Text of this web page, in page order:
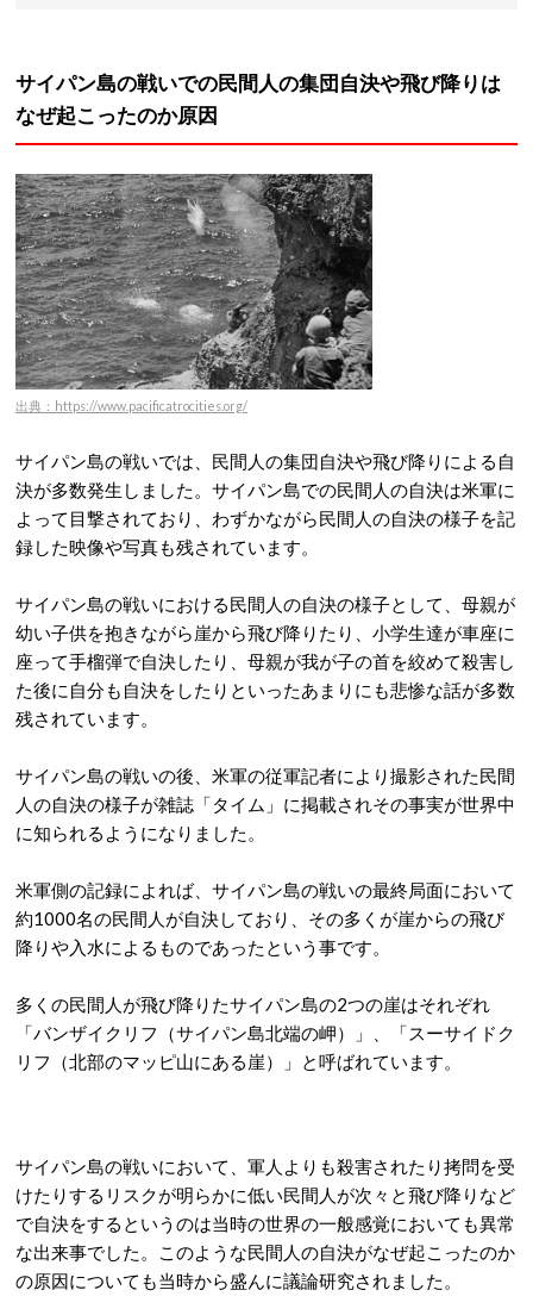
サイパン島の戦いでの民間人の集団自決や飛び降りは
なぜ起こったのか原因
出典：https://www.pacificatrocities.org/
サイパン島の戦いでは、民間人の集団自決や飛び降りによる自
決が多数発生しました。サイパン島での民間人の自決は米軍に
よって目撃されており、わずかながら民間人の自決の様子を記
録した映像や写真も残されています。
サイパン島の戦いにおける民間人の自決の様子として、母親が
幼い子供を抱きながら崖から飛び降りたり、小学生達が車座に
座って手榴弾で自決したり、母親が我が子の首を絞めて殺害し
た後に自分も自決をしたりといったあまりにも悲惨な話が多数
残されています。
サイパン島の戦いの後、米軍の従軍記者により撮影された民間
人の自決の様子が雑誌「タイム」に掲載されその事実が世界中
に知られるようになりました。
米軍側の記録によれば、サイパン島の戦いの最終局面において
約1000名の民間人が自決しており、その多くが崖からの飛び
降りや入水によるものであったという事です。
多くの民間人が飛び降りたサイパン島の2つの崖はそれぞれ
「バンザイクリフ（サイパン島北端の岬）」、「スーサイドク
リフ（北部のマッピ山にある崖）」と呼ばれています。
サイパン島の戦いにおいて、軍人よりも殺害されたり拷問を受
けたりするリスクが明らかに低い民間人が次々と飛び降りなど
で自決をするというのは当時の世界の一般感覚においても異常
な出来事でした。このような民間人の自決がなぜ起こったのか
の原因についても当時から盛んに議論研究されました。